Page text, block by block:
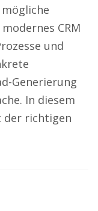
CRM
und
Generierung
In diesem
der richtigen